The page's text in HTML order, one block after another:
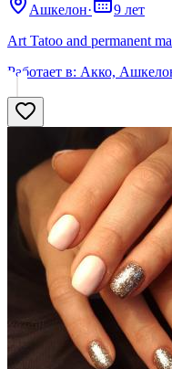
Ашкелон·
9 лет
Art Tatoo and permanent
Работает в: Акко,